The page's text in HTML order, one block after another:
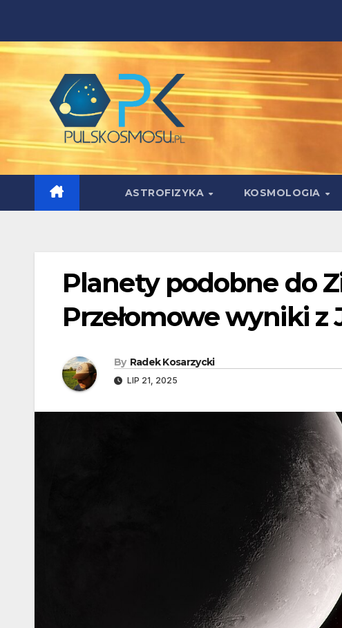
content
ASTROFIZYKA KOSMOLOGIA
Planety podobne do
Przełomowe wyniki z
By Radek Kosarzycki
LIP 21, 2025